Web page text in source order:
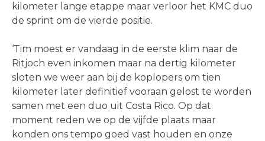
kilometer lange etappe maar verloor het KMC duo
de sprint om de vierde positie.
‘Tim moest er vandaag in de eerste klim naar de
Ritjoch even inkomen maar na dertig kilometer
sloten we weer aan bij de koplopers om tien
kilometer later definitief vooraan gelost te worden
samen met een duo uit Costa Rico. Op dat
moment reden we op de vijfde plaats maar
konden ons tempo goed vast houden en onze